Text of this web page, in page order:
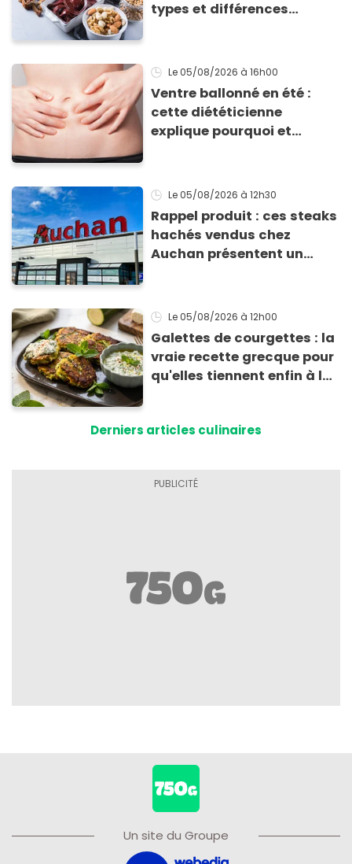
types et différences
Le 05/08/2026 à 16h00
Ventre ballonné en été :
cette diététicienne
explique pourquoi et
Le 05/08/2026 à 12h30
Rappel produit : ces steaks
hachés vendus chez
Auchan présentent un
Le 05/08/2026 à 12h00
Galettes de courgettes : la
vraie recette grecque pour
qu'elles tiennent enfin à la
Derniers articles culinaires
Un site du Groupe